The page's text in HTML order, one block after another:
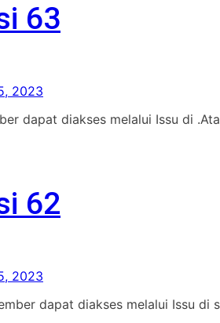
63
2023
dapat diakses melalui Issu di
62
2023
dapat diakses melalui Issu di